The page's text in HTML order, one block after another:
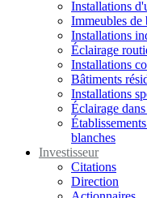
Installations
Immeubles de
Installations
Éclairage
Installations
Bâtiments
Installations
Éclairage
blanches
Investisseur
Citations
Direction